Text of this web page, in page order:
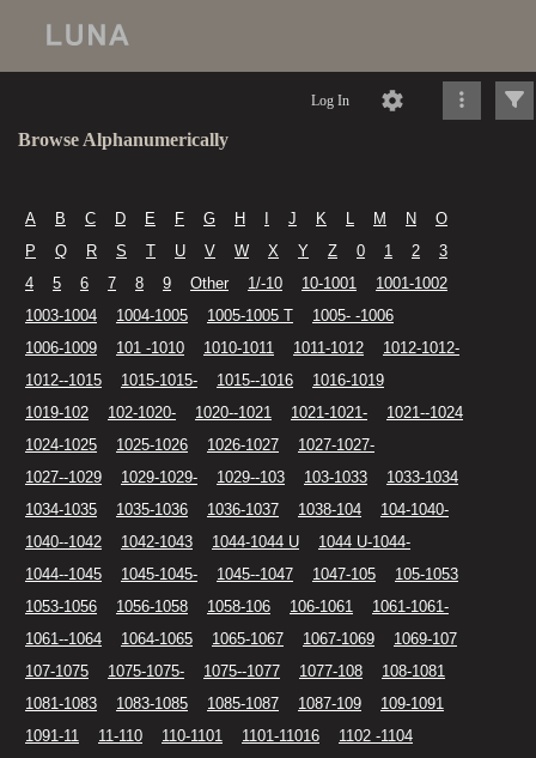
Log In
Browse Alphanumerically
A B C D E F G H J K L M N
O
P
Q R S T U V W X Y Z 0 1 2
3
4
5 6 7 8 9 Other 1/-10 10-1001
1001-1002
1003-1004
1004-1005 1005-1005 T
1005- -1006
1006-1009
101 -1010 1010-1011 1011-1012
1012-1012-
1012--1015
1015-1015- 1015--1016
1016-1019
1019-102
102-1020- 1020--1021 1021-1021-
1021--1024
1024-1025
1025-1026 1026-1027
1027-1027-
1027--1029
1029-1029- 1029--103 103-1033
1033-1034
1034-1035
1035-1036 1036-1037 1038-104
104-1040-
1040--1042
1042-1043 1044-1044 U
1044 U-1044-
1044--1045
1045-1045- 1045--1047 1047-105
105-1053
1053-1056
1056-1058 1058-106 106-1061
1061-1061-
1061--1064
1064-1065 1065-1067 1067-1069
1069-107
107-1075
1075-1075- 1075--1077 1077-108
108-1081
1081-1083
1083-1085 1085-1087 1087-109
109-1091
1091-11
11-110 110-1101 1101-11016
1102 -1104